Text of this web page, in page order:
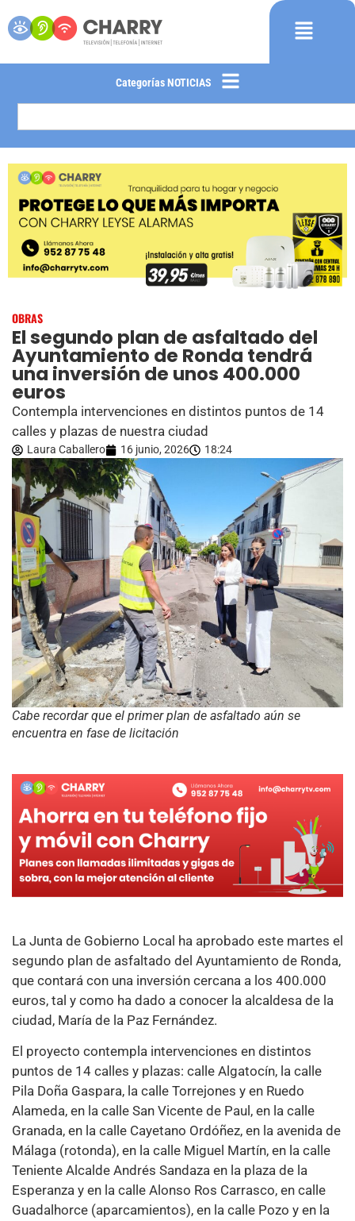
Categorías NOTICIAS
OBRAS
El segundo plan de asfaltado del
Ayuntamiento de Ronda tendrá
una inversión de unos 400.000
euros
Contempla intervenciones en distintos puntos de 14
calles y plazas de nuestra ciudad
Laura Caballero 16 junio, 2026 18:24
Cabe recordar que el primer plan de asfaltado aún se
encuentra en fase de licitación
La Junta de Gobierno Local ha aprobado este martes el
segundo plan de asfaltado del Ayuntamiento de Ronda,
que contará con una inversión cercana a los 400.000
euros, tal y como ha dado a conocer la alcaldesa de la
ciudad, María de la Paz Fernández.
El proyecto contempla intervenciones en distintos
puntos de 14 calles y plazas: calle Algatocín, la calle
Pila Doña Gaspara, la calle Torrejones y en Ruedo
Alameda, en la calle San Vicente de Paul, en la calle
Granada, en la calle Cayetano Ordóñez, en la avenida de
Málaga (rotonda), en la calle Miguel Martín, en la calle
Teniente Alcalde Andrés Sandaza en la plaza de la
Esperanza y en la calle Alonso Ros Carrasco, en calle
Guadalhorce (aparcamientos), en la calle Pozo y en la